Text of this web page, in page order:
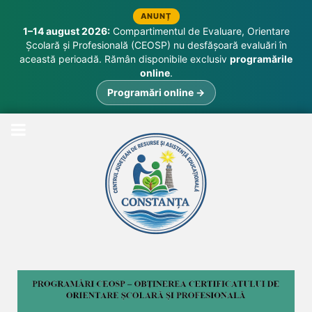
ANUNȚ
1–14 august 2026:Compartimentul de Evaluare, Orientare
Școlară și Profesională (CEOSP) nu desfășoară evaluări în
această perioadă. Rămân disponibile exclusiv programările
online.
Programări online →